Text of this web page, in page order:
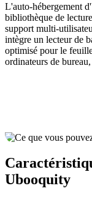
L'auto-hébergement
bibliothèque de
support multi-
intègre un lecteur de
optimisé pour le
ordinateurs de
Ubooquity